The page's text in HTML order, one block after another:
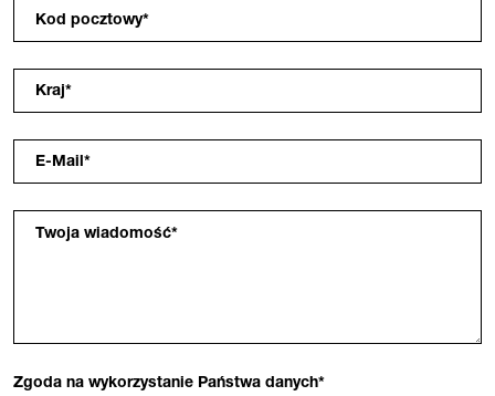
Kod pocztowy*
Kraj*
E-Mail*
Twoja wiadomość*
Zgoda na wykorzystanie Państwa danych*